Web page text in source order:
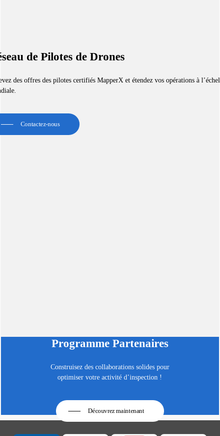
de Pilotes de Drones
des offres des pilotes certifiés MapperX et étendez vos opérations à
Contactez-nous
Programme Partenaires
Construisez des collaborations solides pour
optimiser votre activité d’inspection !
Découvrez maintenant